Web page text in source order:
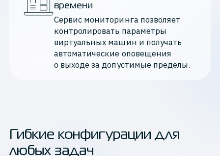
времени
Сервис мониторинга позволяет
контролировать параметры
виртуальных машин и получать
автоматические оповещения
о выходе за допустимые пределы.
Гибкие конфигурации для
любых задач